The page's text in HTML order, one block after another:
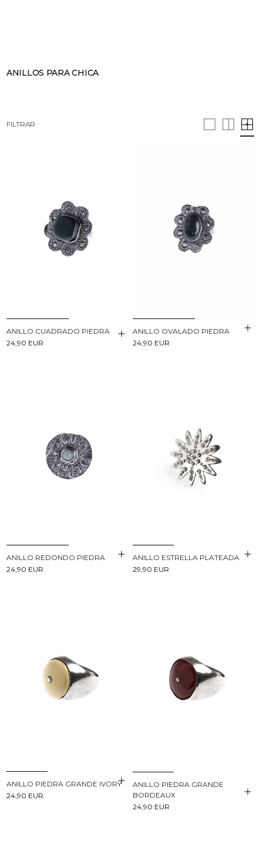
ANILLOS PARA CHICA
FILTRAR
ANILLO CUADRADO PIEDRA
24,90 EUR
ANILLO OVALADO PIEDRA
24,90 EUR
ANILLO REDONDO PIEDRA
24,90 EUR
ANILLO ESTRELLA PLATEADA
29,90 EUR
ANILLO PIEDRA GRANDE IVORY
24,90 EUR
ANILLO PIEDRA GRANDE
BORDEAUX
24,90 EUR